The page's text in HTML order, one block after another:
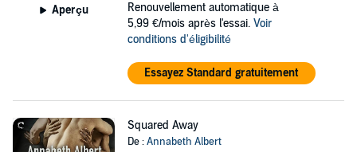
Aperçu
Renouvellement automatique à
5,99 €/mois après l'essai. Voir
conditions d'éligibilité
Essayez Standard gratuitement
Squared Away
De :Annabeth Albert